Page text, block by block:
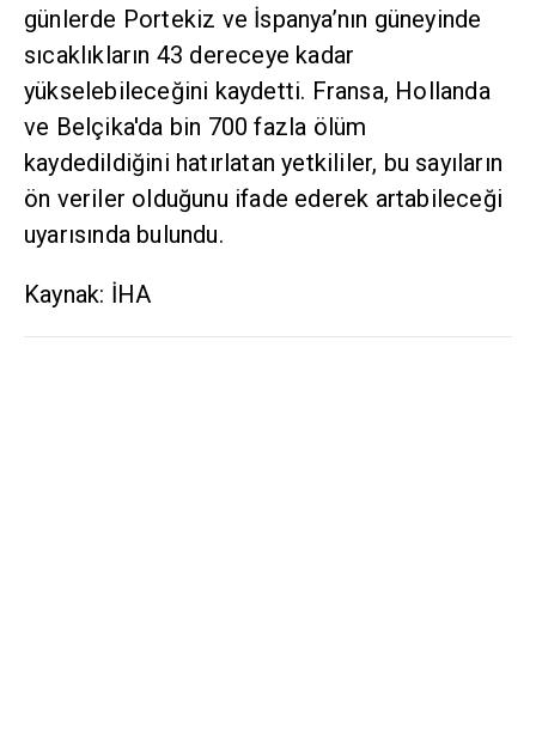
günlerde Portekiz ve İspanya’nın güneyinde
sıcaklıkların 43 dereceye kadar
yükselebileceğini kaydetti. Fransa, Hollanda
ve Belçika'da bin 700 fazla ölüm
kaydedildiğini hatırlatan yetkililer, bu sayıların
ön veriler olduğunu ifade ederek artabileceği
uyarısında bulundu.
Kaynak: İHA